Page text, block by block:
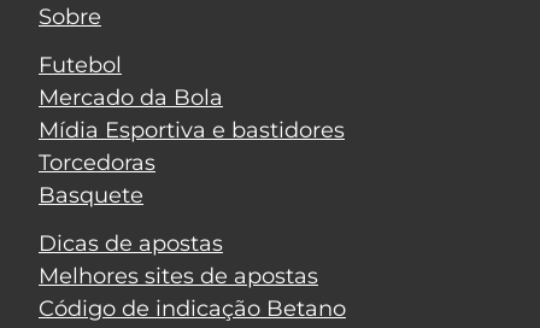
Sobre
Futebol
Mercado da Bola
Mídia Esportiva e bastidores
Torcedoras
Basquete
Dicas de apostas
Melhores sites de apostas
Código de indicação Betano